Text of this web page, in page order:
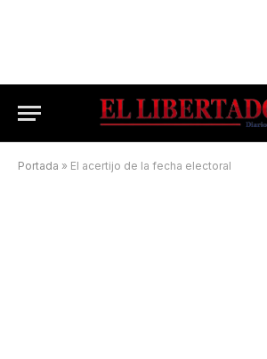
Portada » El acertijo de la fecha electoral